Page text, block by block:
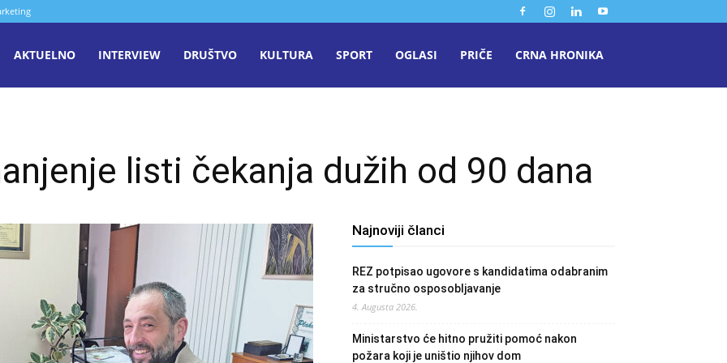
AKTUELNO INTERVIEW DRUŠTVO KULTURA SPORT OGLASI PRIČE CRNA HRONIKA
listi čekanja dužih od 90 dana
Najnoviji članci
REZ potpisao ugovore s kandidatima odabranim
za stručno osposobljavanje
4. Augusta 2026.
Ministarstvo će hitno pružiti pomoć nakon
požara koji je uništio njihov dom